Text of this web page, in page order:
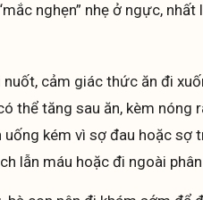
nghẹn” nhẹ ở ngực, nhất
nuốt, cảm giác thức ăn đi
thể tăng sau ăn, kèm nóng
uống kém vì sợ đau hoặc sợ
lẫn máu hoặc đi ngoài